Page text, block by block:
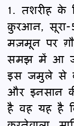
1. तशरीह के
क़ुरआन, सूरा-
मज़मून पर
समझ में आ
इस जमुले से
और इनसान
है वह यह है